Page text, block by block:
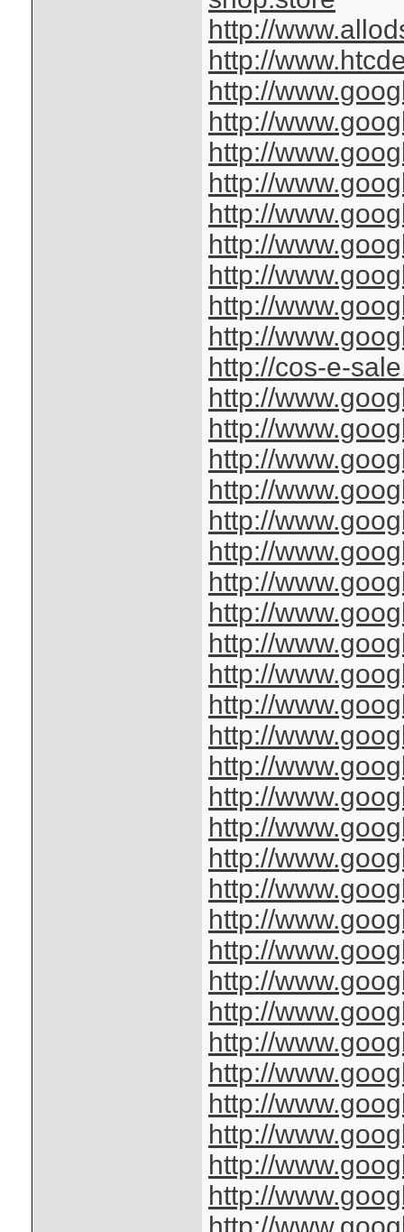
http://
http://
http://
http://
http://
http://
http://
http://
http://
http://
http://
http://cos-e-
http://
http://
http://
http://
http://
http://
http://
http://
http://
http://
http://
http://
http://
http://
http://
http://
http://
http://
http://
http://
http://
http://
http://
http://
http://
http://
http://